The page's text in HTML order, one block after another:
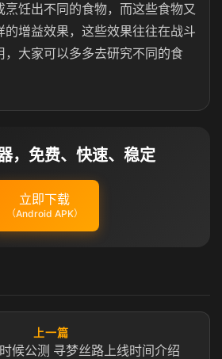
烹饪出不同的食物，而这些食物又
的增益效果，这些效果往往在战斗
，大家可以多多去研究不同的食
，免费、快速、稳定
立即下载
（Android APK）
上一篇
候公测 寻梦丝路上线时间介绍